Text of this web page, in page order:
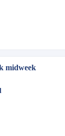
midweek